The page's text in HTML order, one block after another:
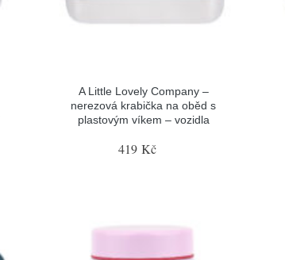
A Little Lovely Company –
nerezová krabička na oběd s
plastovým víkem – vozidla
419 Kč